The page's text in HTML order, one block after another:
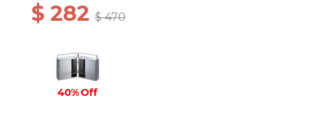
$ 282$ 470
40% Off